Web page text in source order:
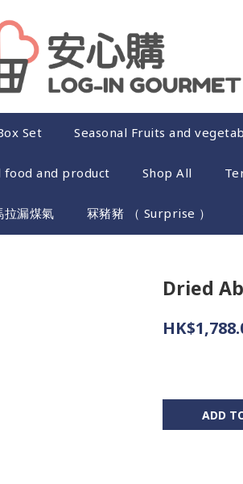
Set Seasonal Fruits and
food and product Shop All
拉漏煤氣 冧豬豬 （ Surprise ）
Dried
ADD